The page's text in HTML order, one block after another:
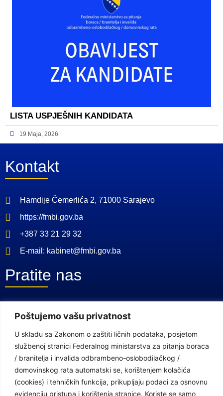
Poštujemo vašu privatnost
U skladu sa Zakonom o zaštiti ličnih podataka, posjetom
službenoj stranici Federalnog ministarstva za pitanja boraca
/ branitelja i invalida odbrambeno-oslobodilačkog /
domovinskog rata automatski se, korištenjem kolačića
(cookies) i tehničkih funkcija, prikupljaju podaci za osnovnu
evidenciju pristupa i korištenja stranice. Koriste se samo
LISTA USPJEŠNIH KANDIDATA
19 Maja, 2026
Kontakt
Hamdije Čemerlića 2, 71000 Sarajevo
https://fmbi.gov.ba
+387 33 21 29 32
E-mail: kabinet@fmbi.gov.ba
Pratite nas
Linkovi
Vlada Federacije Bosne i Hercegovine